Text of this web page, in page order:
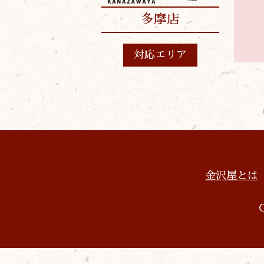
多摩店
対応エリア
金沢屋とは